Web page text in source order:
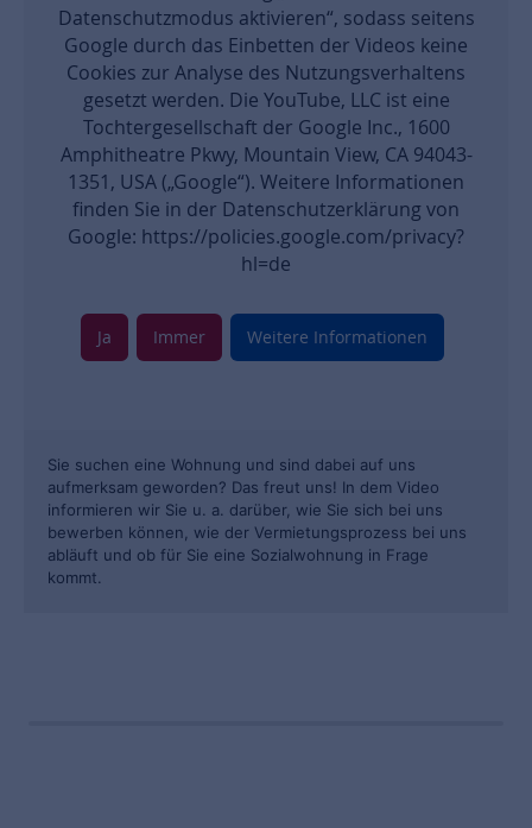
Datenschutzmodus aktivieren“, sodass seitens
Google durch das Einbetten der Videos keine
Cookies zur Analyse des Nutzungsverhaltens
gesetzt werden. Die YouTube, LLC ist eine
Tochtergesellschaft der Google Inc., 1600
Amphitheatre Pkwy, Mountain View, CA 94043-
1351, USA („Google“). Weitere Informationen
finden Sie in der Datenschutzerklärung von
Google: https://policies.google.com/privacy?
hl=de
Ja Immer Weitere Informationen
Sie suchen eine Wohnung und sind dabei auf uns
aufmerksam geworden? Das freut uns! In dem Video
informieren wir Sie u. a. darüber, wie Sie sich bei uns
bewerben können, wie der Vermietungsprozess bei uns
abläuft und ob für Sie eine Sozialwohnung in Frage
kommt.